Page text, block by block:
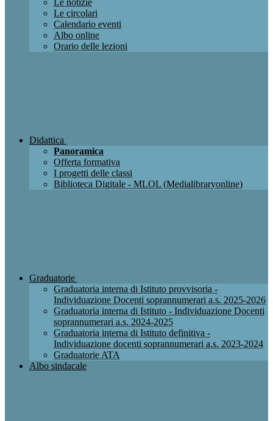
Le notizie
Le circolari
Calendario eventi
Albo online
Orario delle lezioni
Didattica
Panoramica
Offerta formativa
I progetti delle classi
Biblioteca Digitale - MLOL (Medialibraryonline)
Graduatorie
Graduatoria interna di Istituto provvisoria -
Individuazione Docenti soprannumerari a.s. 2025-2026
Graduatoria interna di Istituto - Individuazione Docenti
soprannumerari a.s. 2024-2025
Graduatoria interna di Istituto definitiva -
Individuazione docenti soprannumerari a.s. 2023-2024
Graduatorie ATA
Albo sindacale